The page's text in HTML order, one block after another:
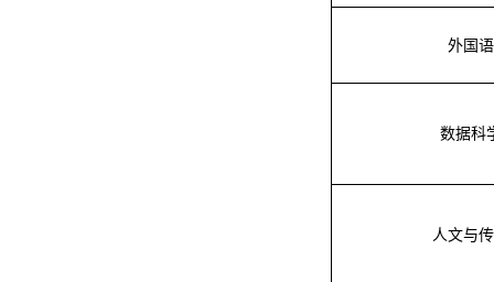
外国
数据科
人文与